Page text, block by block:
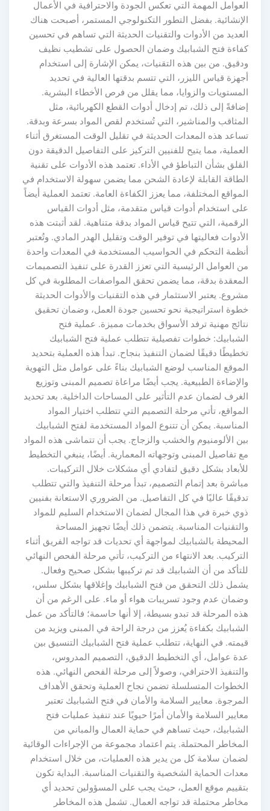
المهمة التي تعكس الجودة والاحترافية في الأعمال
بفضل التطور التكنولوجي المستمر، أصبحت هناك
من الأدوات والتقنيات الحديثة التي تساهم في تحسين
فتح الشبابيك وضمان الحصول على تشطيب نظيف
من بين هذه التقنيات، يمكن الإشارة إلى استخدام
قياس الليزر، التي تتسم بدقتها العالية في تحديد
والزوايا، مما يقلل من فرص الأخطاء البشرية.
إلى ذلك، تم إدخال أدوات القطع الكهربائية، مثل
والمناشير، التي تُستخدم لقص المواد بسرعة وبدقة.
هذه المعدات الحديثة في تقليل الوقت المستغرق أثناء
مما يتيح للفنيين التركيز على التفاصيل الدقيقة دون
بشأن التباطؤ في الأداء. تعتمد هذه الأدوات على تقنية
القابلة لإعادة الشحن مما يضمن سهولة الاستخدام في
المختلفة، مما يعزز الكفاءة العامة. تعتمد العملية أيضاً
استخدام أدوات قياس متقدمة، مثل أدوات القياس
التي تتيح قياس المواد بدقة متناهية. لقد أثبتت هذه
فعاليتها في توفير الوقت وتقليل الهدر المادي. وتُعتبر
التحكم في الحواسيب المستخدمة في المعدات واحدة
العوامل الرئيسية التي تعزز القدرة على تنفيذ التصميمات
بدقة، مما يضمن تحقق المواصفات المطلوبة في كل
يعتبر الاستثمار في هذه التقنيات والأدوات الحديثة
استراتيجية نحو تحسين جودة العمل، وضمان تحقيق
مهنية ترفد الأسواق بخدمات مميزة. عملية فتح
خطوات تفصيلية تتطلب عملية فتح الشبابيك
دقيقًا لضمان التنفيذ بنجاح. تبدأ هذه العملية بتحديد
المناسب لوضع الشبابيك بناءً على عوامل مثل التهوية
الطبيعية. يجب أيضًا مراعاة تصميم المبنى وتوزيع
لضمان عدم التأثير على المساحات الداخلية. بعد تحديد
تأتي مرحلة التصميم التي تتطلب اختيار المواد
يمكن أن تتنوع المواد المستخدمة لفتح الشبابيك
الألومنيوم والخشب والزجاج. يجب أن تتماشى هذه المواد
تفاصيل المبنى وتوجهاته المعمارية. أيضًا، ينبغي التخطيط
بشكل دقيق لتفادي أي مشكلات خلال التركيبات.
بعد إتمام التصميم، تبدأ مرحلة التنفيذ والتي تتطلب
عاليًا في كل التفاصيل. من الضروري الاستعانة بفنيين
خبرة في هذا المجال لضمان الاستخدام السليم للمواد
المناسبة. يتضمن ذلك أيضًا تجهيز المساحة
بالشبابيك لمواجهة أي تحديات قد تواجه الفريق أثناء
بعد الانتهاء من التركيب، تأتي مرحلة الفحص النهائي
من أن الشبابيك قد تم تركيبها بشكل صحيح وفعال.
ذلك التحقق من فتح الشبابيك وإغلاقها بشكل سلس،
عدم وجود تسريبات هواء أو ماء. على الرغم من أن
المرحلة قد تبدو بسيطة، إلا أنها حاسمة؛ فالتأكد من عمل
بكفاءة يُعزز من درجة الراحة في المبنى ويزيد من
في النهاية، تتطلب عملية فتح الشبابيك التنسيق بين
عوامل، أي التخطيط الدقيق، التصميم المدروس،
الاحترافي، وصولاً إلى مرحلة الفحص النهائي. هذه
المتسلسلة تضمن نجاح العملية وتحقق الأهداف
معايير السلامة والأمان في فتح الشبابيك تعتبر
السلامة والأمان أمرًا حيويًا عند تنفيذ عمليات فتح
حيث تساهم في حماية العمال والمباني من
المحتملة. يتم اعتماد مجموعة من الإجراءات الوقائية
سلامة كل من يدير هذه العمليات، من خلال استخدام
الحماية الشخصية والتقنيات المناسبة. البداية تكون
موقع العمل، حيث يجب على المسؤولين تحديد أي
محتملة قد تواجه العمال. تشمل هذه المخاطر